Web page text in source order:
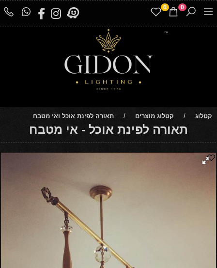
0
0
קטלוג / קטלוג מוצרים / תאורה לפינת אוכל ואי מטבח
תאורה לפינת אוכל - אי מטבח